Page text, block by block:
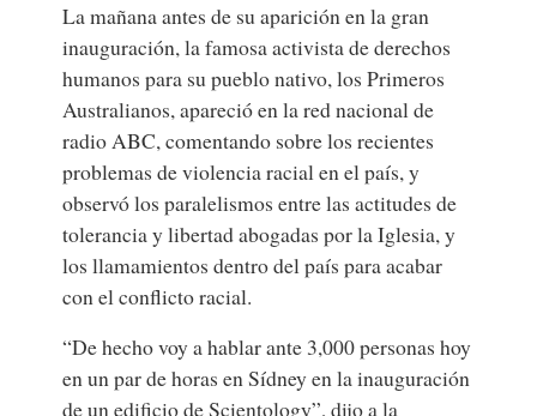
La mañana antes de su aparición en la gran
inauguración, la famosa activista de derechos
humanos para su pueblo nativo, los Primeros
Australianos, apareció en la red nacional de
radio ABC, comentando sobre los recientes
problemas de violencia racial en el país, y
observó los paralelismos entre las actitudes de
tolerancia y libertad abogadas por la Iglesia, y
los llamamientos dentro del país para acabar
con el conflicto racial.
“De hecho voy a hablar ante 3,000 personas hoy
en un par de horas en Sídney en la inauguración
de un edificio de Scientology”, dijo a la